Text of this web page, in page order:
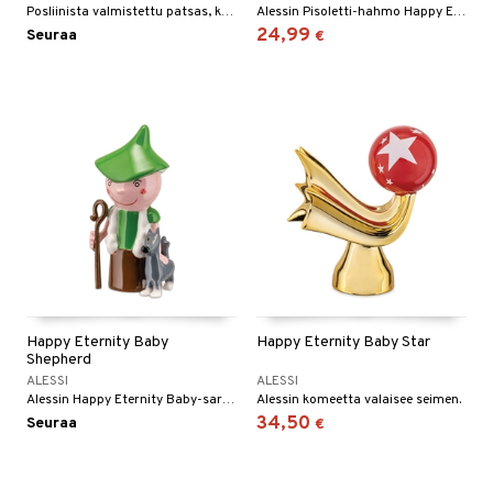
Posliinista valmistettu patsas, käsin koristeltu.
Seuraa
Alessin Pisoletti-hahmo Happy Eternity Baby Sheep on täydennys jouluseimeen.
24,99 €
Happy Eternity Baby
Shepherd
ALESSI
Alessin Happy Eternity Baby-sarjan lammaspaimen.
Seuraa
Happy Eternity Baby Star
ALESSI
Alessin komeetta valaisee seimen.
34,50 €